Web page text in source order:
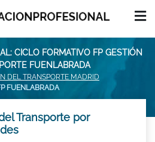
CICLO FORMATIVO FP GESTIÓN
FUENLABRADA
DEL TRANSPORTE MADRID
FUENLABRADA
Transporte por